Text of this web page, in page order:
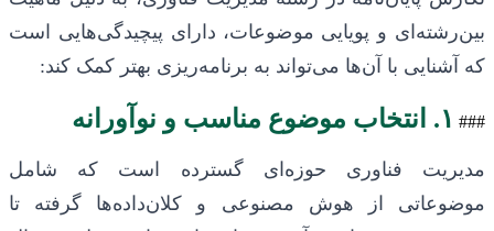
بین‌رشته‌ای و پویایی موضوعات، دارای پیچیدگی‌هایی است
که آشنایی با آن‌ها می‌تواند به برنامه‌ریزی بهتر کمک کند:
### ۱. انتخاب موضوع مناسب و نوآورانه
مدیریت فناوری حوزه‌ای گسترده است که شامل
موضوعاتی از هوش مصنوعی و کلان‌داده‌ها گرفته تا